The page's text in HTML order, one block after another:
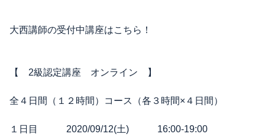
大西講師の受付中講座はこちら！
【 2級認定講座 オンライン 】
全４日間（１２時間）コース（各３時間×４日間）
１日目 2020/09/12(土) 16:00-19:00